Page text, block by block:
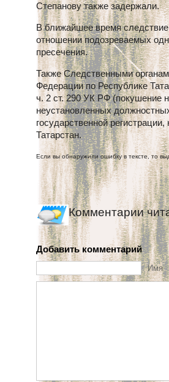
Степанову также задержали.
В ближайшее время
отношении подозреваемых
пресечения.
Также Следственными
Федерации по Республике
ч. 2 ст. 290 УК РФ (покушение
неустановленных
государственной
Татарстан.
Если вы обнаружили ошибку в тексте, то
Комментарии
Добавить комментарий
Имя